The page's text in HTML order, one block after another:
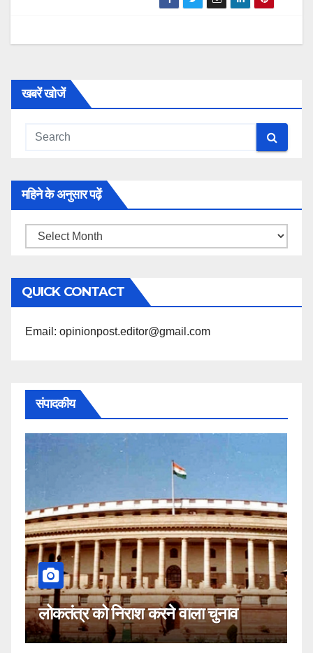
खबरें खोजें
महिने के अनुसार पढ़ें
महिने
अनुसार
पढ़ें
QUICK CONTACT
Email: opinionpost.editor@gmail.com
संपादकीय
कहीं यह सीजेआई के खिलाफ साजिश तो
नहीं!